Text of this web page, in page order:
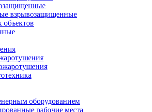
взрывозащищенные
оборудованием
рабочие места